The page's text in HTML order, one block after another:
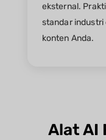
eksternal.
standar industri
konten Anda.
Alat AI